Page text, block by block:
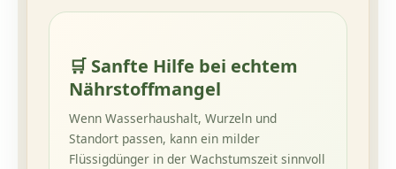
🛒 Sanfte Hilfe bei echtem
Nährstoffmangel
Wenn Wasserhaushalt, Wurzeln und
Standort passen, kann ein milder
Flüssigdünger in der Wachstumszeit sinnvoll